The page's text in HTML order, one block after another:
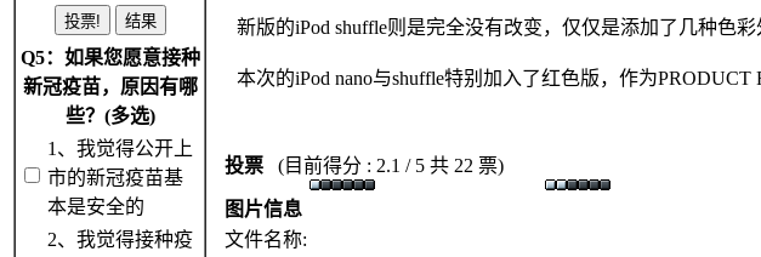
Q5：如果您愿意接种
新冠疫苗，原因有哪
些？(多选)
1、我觉得公开上
市的新冠疫苗基
本是安全的
2、我觉得接种疫
新版的iPod shuffle则是完全没有改变，仅仅是添加了几种色
本次的iPod nano与shuffle特别加入了红色版，作为
投票 (目前得分 : 2.1 / 5 共 22 票)
图片信息
文件名称: